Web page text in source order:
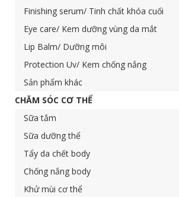
Finishing serum/ Tinh chất khóa cuối
Eye care/ Kem dưỡng vùng da mắt
Lip Balm/ Dưỡng môi
Protection Uv/ Kem chống nắng
Sản phẩm khác
CHĂM SÓC CƠ THỂ
Sữa tắm
Sữa dưỡng thể
Tẩy da chết body
Chống nắng body
Khử mùi cơ thể